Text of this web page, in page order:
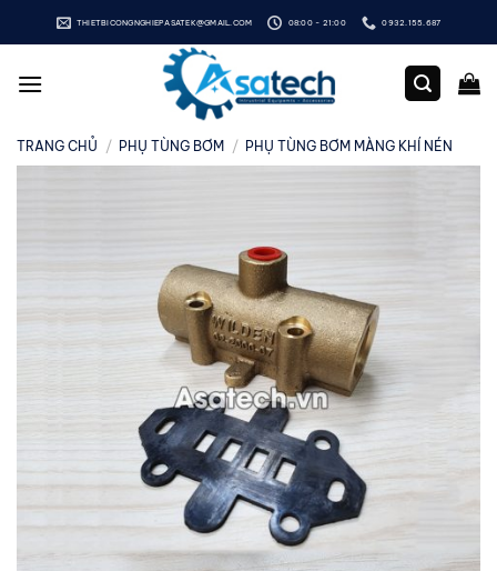
qua
dung
THIETBICONGNGHIEPASATEK@GMAIL.COM 08:00 - 21:00 0932.155.687
TRANG CHỦ / PHỤ TÙNG BƠM / PHỤ TÙNG BƠM MÀNG KHÍ NÉN